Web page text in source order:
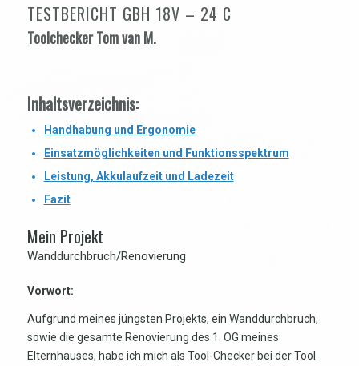
TESTBERICHT GBH 18V – 24 C
Toolchecker Tom van M.
Inhaltsverzeichnis:
Handhabung und Ergonomie
Einsatzmöglichkeiten und Funktionsspektrum
Leistung, Akkulaufzeit und Ladezeit
Fazit
Mein Projekt
Wanddurchbruch/Renovierung
Vorwort:
Aufgrund meines jüngsten Projekts, ein Wanddurchbruch,
sowie die gesamte Renovierung des 1. OG meines
Elternhauses, habe ich mich als Tool-Checker bei der Tool